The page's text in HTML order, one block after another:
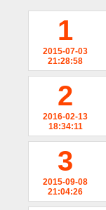
1
2015-07-03
21:28:58
2
2016-02-13
18:34:11
3
2015-09-08
21:04:26